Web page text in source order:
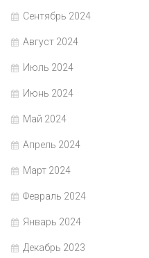
Сентябрь 2024
Август 2024
Июль 2024
Июнь 2024
Май 2024
Апрель 2024
Март 2024
Февраль 2024
Январь 2024
Декабрь 2023